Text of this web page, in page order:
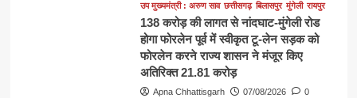
उप मुख्यमंत्री : अरुण साव छत्तीसगढ़ बिलासपुर मुंगेली रायपुर
138 करोड़ की लागत से नांदघाट-मुंगेली रोड
होगा फोरलेन पूर्व में स्वीकृत टू-लेन सड़क को
फोरलेन करने राज्य शासन ने मंजूर किए
अतिरिक्त 21.81 करोड़
Apna Chhattisgarh 07/08/2026 0